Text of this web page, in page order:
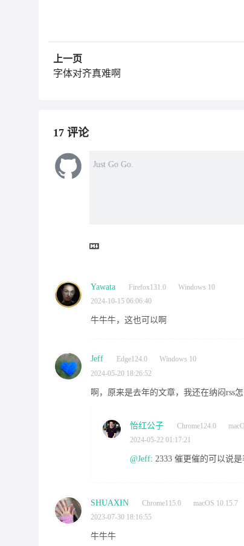
上一页
字体对齐真难啊
17 评论
Yawata Firefox131.0
Windows 10
2024-10-15 06:06:40
牛牛牛，这也可以啊
Jeff Edge124.0
Windows 10
2024-05-20 18:26:52
啊，原来是去年的文章，我还在纳闷rss
怡红公子 Chrome124.0
2024-05-22 01:17:21
@Jeff: 2333 催更催的可以说
SHUAXIN Chrome115.0
macOS 10.15.7
2023-07-30 18:16:55
牛牛牛